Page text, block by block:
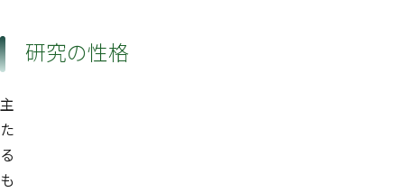
研究の性格
主
た
る
も